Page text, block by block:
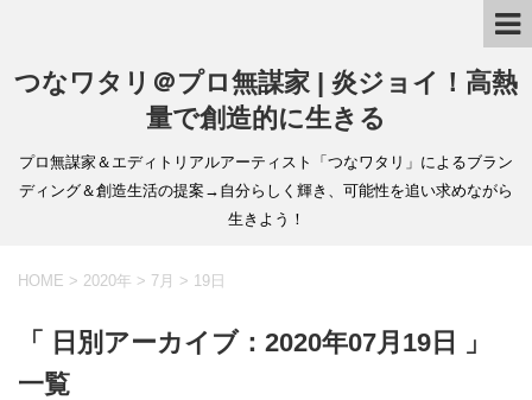
つなワタリ＠プロ無謀家 | 炎ジョイ！高熱
量で創造的に生きる
プロ無謀家＆エディトリアルアーティスト「つなワタリ」によるブラン
ディング＆創造生活の提案→自分らしく輝き、可能性を追い求めながら
生きよう！
HOME > 2020年 > 7月 > 19日
「 日別アーカイブ：2020年07月19日 」
一覧